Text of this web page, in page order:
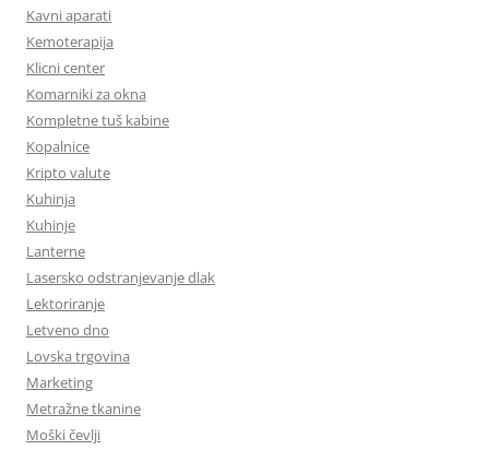
Kavni aparati
Kemoterapija
Klicni center
Komarniki za okna
Kompletne tuš kabine
Kopalnice
Kripto valute
Kuhinja
Kuhinje
Lanterne
Lasersko odstranjevanje dlak
Lektoriranje
Letveno dno
Lovska trgovina
Marketing
Metražne tkanine
Moški čevlji